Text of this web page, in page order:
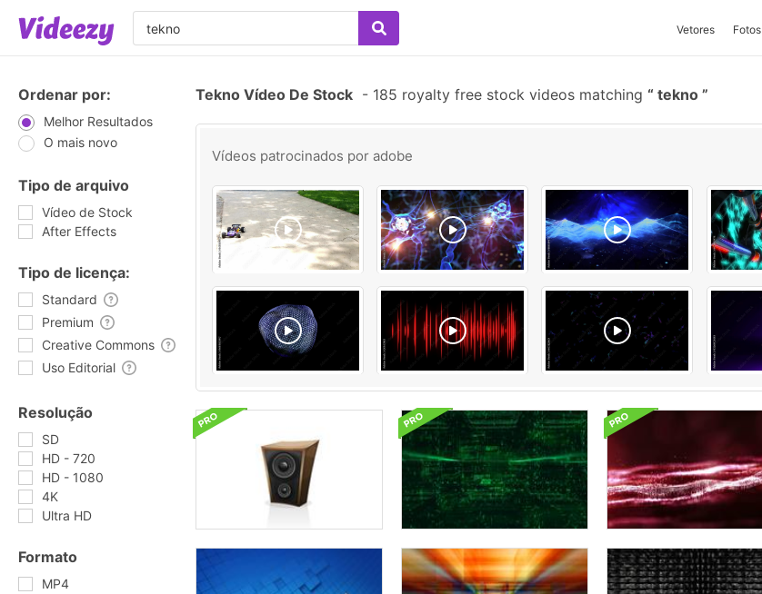
Vetores Fotos
Ordenar por:
Melhor Resultados
O mais novo
Tipo de arquivo
Vídeo de Stock
After Effects
Tipo de licença:
Standard
Premium
Creative Commons
Uso Editorial
Resolução
SD
HD - 720
HD - 1080
4K
Ultra HD
Formato
MP4
Tekno Vídeo De Stock - 185 royalty free stock videos matching tekno
Vídeos patrocinados por adobe